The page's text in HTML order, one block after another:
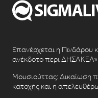
Επανέρχεται η Πινδάρου
ανέκδοτο περι ΔΗΣΑΚΕΛ»
Μουσιούττας: Δικαίωση
κατοχής και η